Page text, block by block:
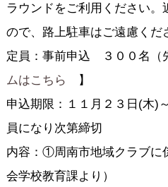
ラウンドをご利用ください。
ので、路上駐車はご遠慮くだ
定員：事前申込 ３００名
ムはこちら
】
申込期限：１１月２３日(木
員になり次第締切
内容：①周南市地域クラブに
会学校教育課より）